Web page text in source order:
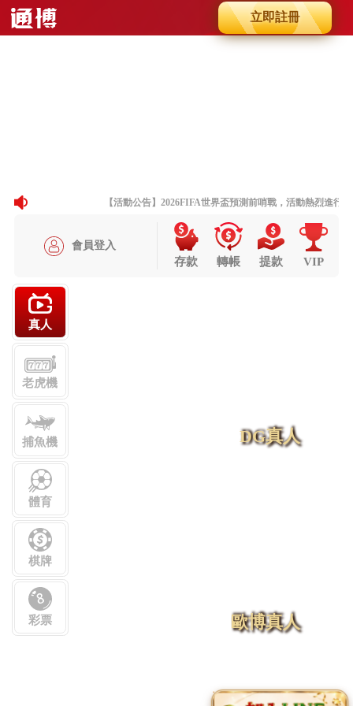
立即註冊
【活動公告】2026FIFA世界盃預測前哨戰，活動熱烈進
會員登入
存款 轉帳 提款 VIP
真人
老虎機
捕魚機
體育
棋牌
彩票
DG真人
歐博真人